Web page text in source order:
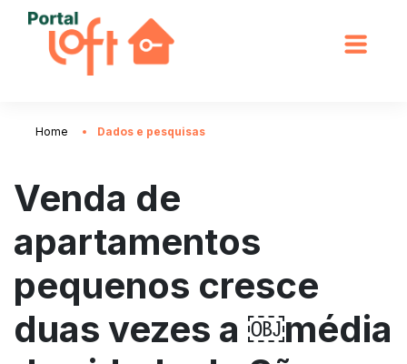
Home Dados e pesquisas
Venda de
apartamentos
pequenos cresce
duas vezes a ￼média